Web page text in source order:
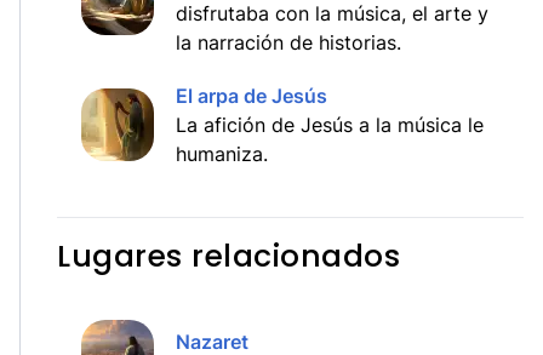
disfrutaba con la música, el arte y
la narración de historias.
El arpa de Jesús
La afición de Jesús a la música le
humaniza.
Lugares relacionados
Nazaret